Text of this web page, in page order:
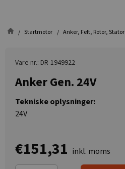
Startmotor Anker, Felt, Rotor, Stator
Vare nr.: DR-1949922
Anker Gen. 24V
Tekniske oplysninger:
24V
€151,31 inkl. moms